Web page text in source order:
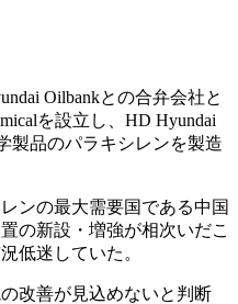
Oilbankとの合弁会社と
を設立し、HD Hyundai
製品のパラキシレンを製造
ンの最大需要国である中国
の新設・増強が相次いだこ
低迷していた。
改善が見込めないと判断